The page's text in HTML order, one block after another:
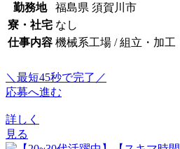
勤務地
福島県 須賀川市
寮・社宅 なし
仕事内容 機械系工場 / 組立・加工
＼最短45秒で完了／
応募へ進む
詳しく
見る